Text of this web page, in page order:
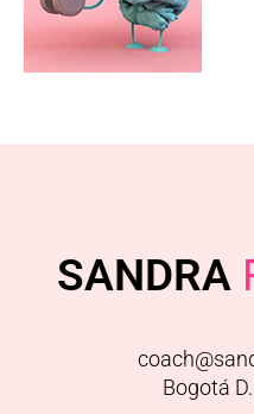
SANDRA
Bogotá